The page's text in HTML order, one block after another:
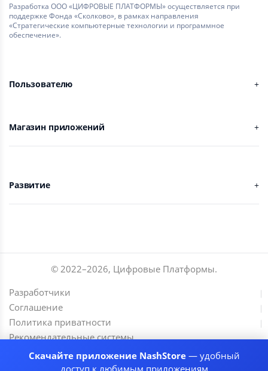
Разработка ООО «ЦИФРОВЫЕ ПЛАТФОРМЫ» осуществляется при
поддержке Фонда «Сколково», в рамках направления
«Стратегические компьютерные технологии и программное
обеспечение».
Пользователю
Магазин приложений
Развитие
© 2022–2026, Цифровые Платформы.
Разработчики
Соглашение
Политика приватности
Рекомендательные системы
Скачайте приложение NashStore— удобный
доступ к любимым приложениям